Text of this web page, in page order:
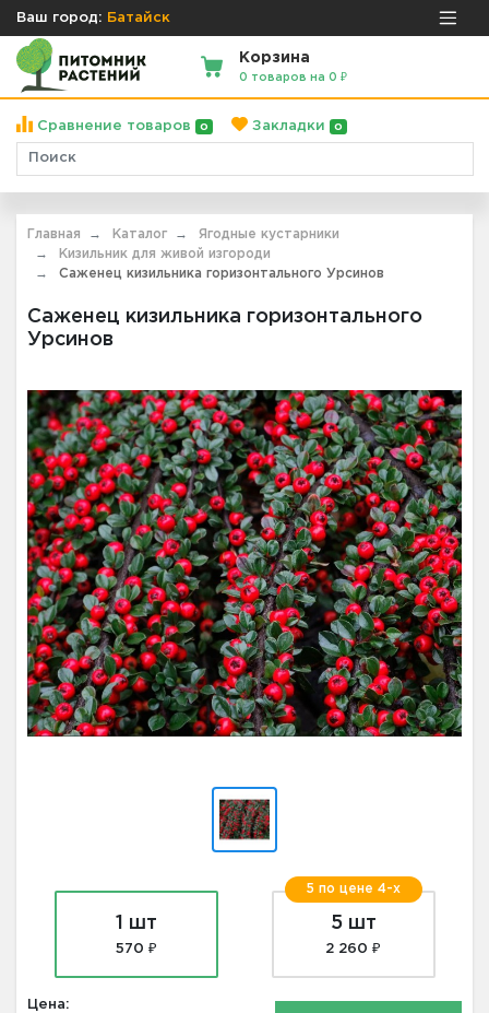
Ваш город: Батайск
Корзина
0 товаров на 0 ₽
Сравнение товаров 0 Закладки 0
Главная Каталог
Ягодные кустарники
Кизильник для живой изгороди
Саженец кизильника горизонтального Урсинов
Саженец кизильника горизонтального
Урсинов
1 шт
570 ₽
5 по цене 4-х
5 шт
2 260 ₽
Цена: